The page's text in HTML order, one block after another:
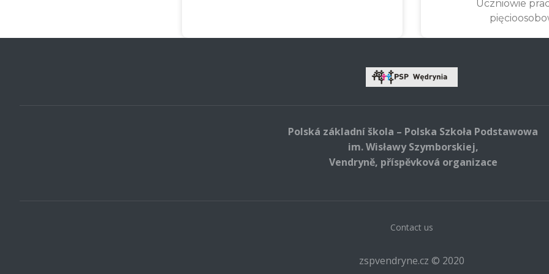
Uczniowie
Polská základní škola – Polska Szkoła Podstawowa
im. Wisławy Szymborskiej,
Vendryně, příspěvková organizace
Contact us
zspvendryne.cz © 2020